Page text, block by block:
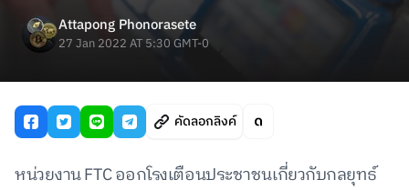
Attapong Phonorasete
27 Jan 2022 AT 5:30 GMT-0
คัดลอกลิงค์
หน่วยงาน FTC ออกโรงเตือนประชาชนเกี่ยวกับกลยุทธ์